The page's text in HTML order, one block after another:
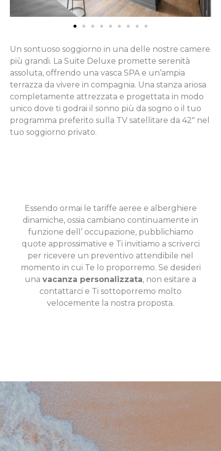
Un sontuoso soggiorno in una delle nostre camere
più grandi. La Suite Deluxe promette serenità
assoluta, offrendo una vasca SPA e un’ampia
terrazza da vivere in compagnia. Una stanza ariosa
completamente attrezzata e progettata in modo
unico dove ti godrai il sonno più da sogno o il tuo
programma preferito sulla TV satellitare da 42″ nel
tuo soggiorno privato.
Essendo ormai le tariffe aeree e alberghiere
dinamiche, ossia cambiano continuamente in
funzione dell’ occupazione, pubblichiamo
quote approssimative e Ti invitiamo a scriverci
per ricevere un preventivo attendibile nel
momento in cui Te lo proporremo. Se desideri
una vacanza personalizzata, non esitare a
contattarci e Ti sottoporremo molto
velocemente la nostra proposta.